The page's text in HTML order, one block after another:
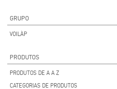
GRUPO
VOILÀP
PRODUTOS
PRODUTOS DE A A Z
CATEGORIAS DE PRODUTOS